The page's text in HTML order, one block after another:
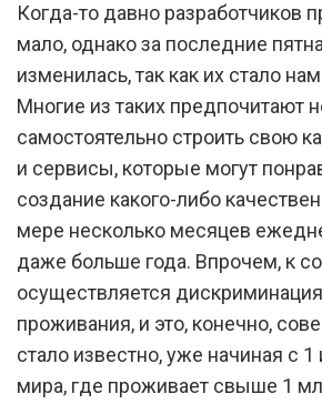
TikTok, WeChat
популярных
июля
Когда-то давно разработчиков
мало, однако за последние
изменилась, так как их стало
Многие из таких предпочитают
самостоятельно строить свою
и сервисы, которые могут
создание какого-либо
мере несколько месяцев
даже больше года. Впрочем, к
осуществляется
проживания, и это, конечно,
стало известно, уже начиная с
мира, где проживает свыше 1